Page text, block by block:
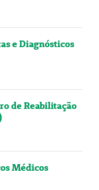
e Diagnósticos
de Reabilitação
Médicos